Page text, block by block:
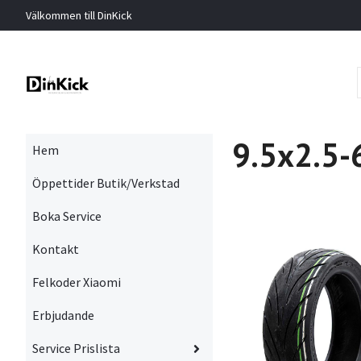
Välkommen till DinKick
Hem
Öppettider Butik/Verkstad
Boka Service
Kontakt
Felkoder Xiaomi
Erbjudande
Service Prislista
9.5x2.5-